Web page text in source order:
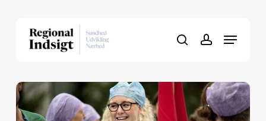
searchaccount
MenuClose